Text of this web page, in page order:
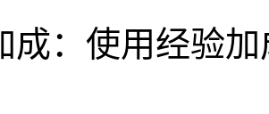
成：使用经验